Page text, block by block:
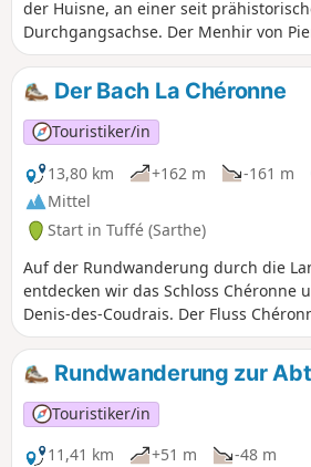
der Huisne, an einer seit
Durchgangsachse. Der Menhir von
Dolmen von La Pierre Couverte aus
4000 v. Chr.) zeugen davon. Es
sichtbaren archäologischen Überreste
anderen, die auch die Antike und das
Der Bach La Chéronne
Touristiker/in
13,80 km
+162 m -161 m
Mittel
Start in Tuffé (Sarthe)
Auf der Rundwanderung durch die
entdecken wir das Schloss Chéronne
Denis-des-Coudrais. Der Fluss
Tuffé speist, kreuzt mehrmals die
sollte vorzugsweise in der richtigen
unternommen werden, da die
Rundwanderung zur
Touristiker/in
11,41 km
+51 m
-48 m